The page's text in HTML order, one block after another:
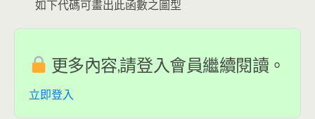
如下代碼可畫出此函數之圖型
更多內容,請登入會員繼續閱讀。
立即登入